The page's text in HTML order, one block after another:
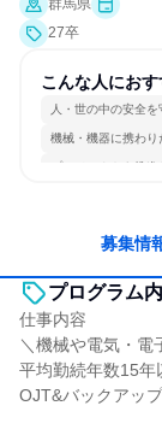
群馬県
27卒
こんな人におす
人・世の中の安全を
機械・機器に携わり
プロジェクトを推進
募集情
プログラム
仕事内容
＼機械や電気・電
平均勤続年数15年
OJT&バックアッ